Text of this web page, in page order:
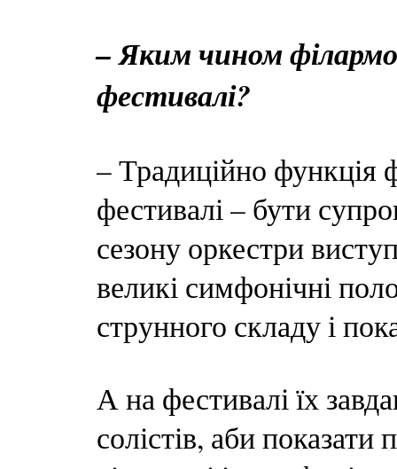
– Яким чином
фестивалі?
– Традиційно функція
фестивалі – бути
сезону оркестри
великі симфонічні
струнного складу і
А на фестивалі їх
солістів, аби показати